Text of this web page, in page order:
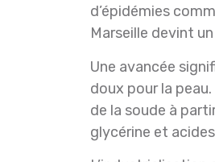
d’épidémies
Marseille devint
Une avancée
doux pour la
de la soude à
glycérine et